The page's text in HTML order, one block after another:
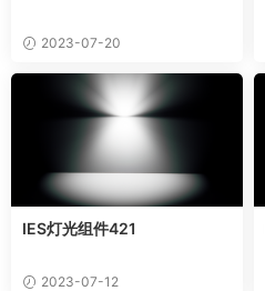
2023-07-20
IES灯光组件421
2023-07-12